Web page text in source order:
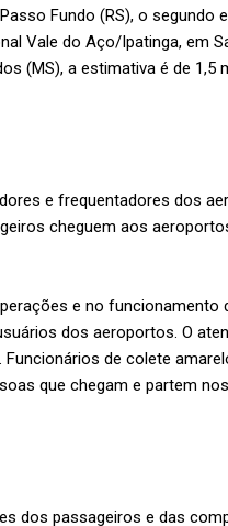
Fundo (RS), o segundo
Vale do Aço/Ipatinga, em
(MS), a estimativa é de 1,5
e frequentadores dos
cheguem aos
e no funcionamento
dos aeroportos. O
de colete
que chegam e partem
dos passageiros e das